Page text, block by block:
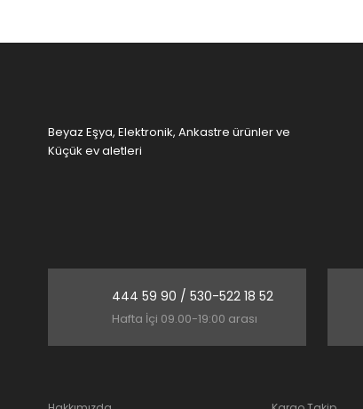
Beyaz Eşya, Elektronik, Ankastre ürünler ve
Küçük ev aletleri
444 59 90 / 530-522 18 52
Hafta İçi 09.00-19:00 arası